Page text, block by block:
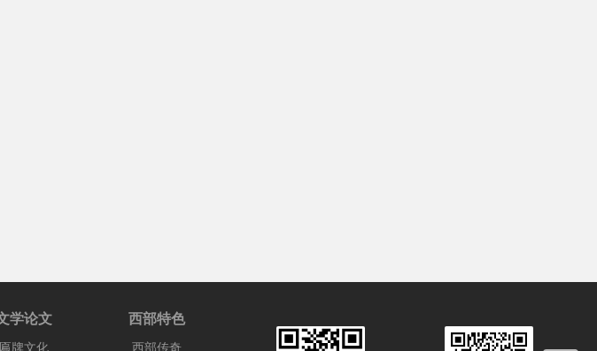
学论文
匾牌文化
西部特色
西部传奇